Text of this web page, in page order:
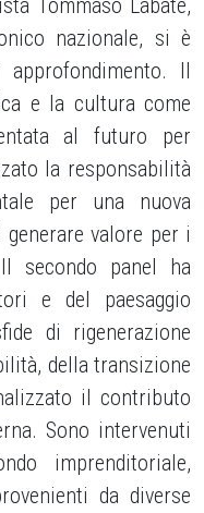
nazionale, si è
Il
e la cultura come
al futuro per
la responsabilità
per una nuova
valore per i
secondo panel ha
e del paesaggio
di rigenerazione
della transizione
il contributo
Sono intervenuti
imprenditoriale,
da diverse